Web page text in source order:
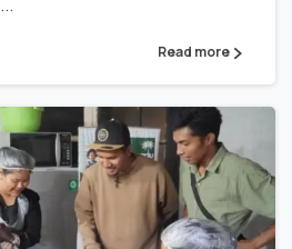
Read more